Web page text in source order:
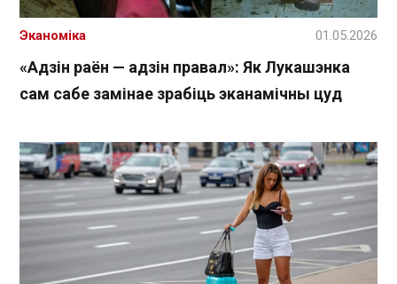
«Адзін раён — адзін правал»: Як Лукашэнка
сам сабе замінае зрабіць эканамічны цуд
Эканоміка 01.05.2026